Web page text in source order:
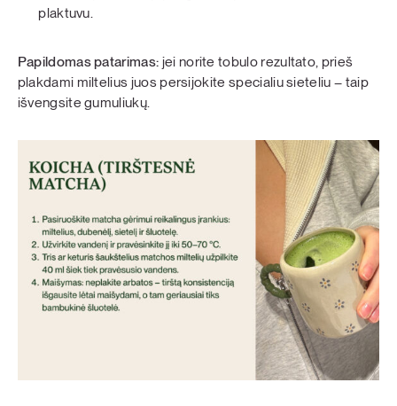
plaktuvu.
Papildomas patarimas: jei norite tobulo rezultato, prieš
plakdami miltelius juos persijokite specialiu sieteliu – taip
išvengsite gumuliukų.